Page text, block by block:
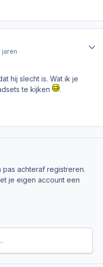
jaren
hij slecht is. Wat ik je
te kijken
.
achteraf registreren.
je eigen account een